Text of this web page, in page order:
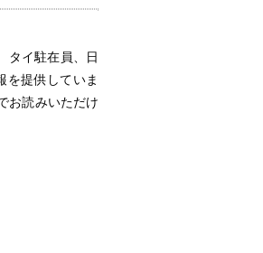
タイ駐在員、日
を提供していま
お読みいただけ